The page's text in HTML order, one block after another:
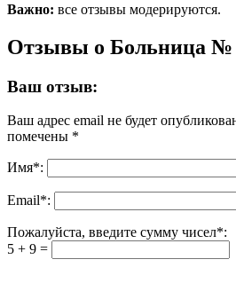
Важно: все отзывы модерируются.
Отзывы о Больница №
Ваш отзыв:
Ваш адрес email не будет
помечены *
Имя*:
Email*:
Пожалуйста, введите сумму чисел*:
5 + 9 =